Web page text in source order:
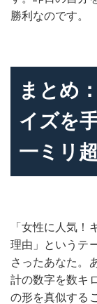
勝利なのです。
まとめ
イズを
一ミリ
「女性に人気！
理由」というテ
さったあなた。
計の数字を数キ
の形を真似する